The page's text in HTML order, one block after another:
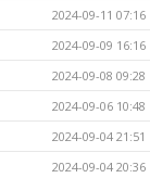
2024-09-11 07:16
2024-09-09 16:16
2024-09-08 09:28
2024-09-06 10:48
2024-09-04 21:51
2024-09-04 20:36